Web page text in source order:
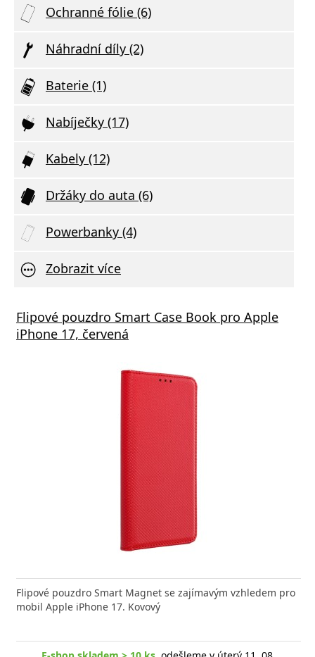
Ochranné fólie (6)
Náhradní díly (2)
Baterie (1)
Nabíječky (17)
Kabely (12)
Držáky do auta (6)
Powerbanky (4)
Zobrazit více
Flipové pouzdro Smart Case Book pro Apple
iPhone 17, červená
Flipové pouzdro Smart Magnet se zajímavým vzhledem pro
mobil Apple iPhone 17. Kovový
nabíječka FIXED s 2xUSB výstupem, 17W
Rapid Charge, bílá
FIXED zajistí rychlé a bezpečné nabíjení
moderního smartphonu,